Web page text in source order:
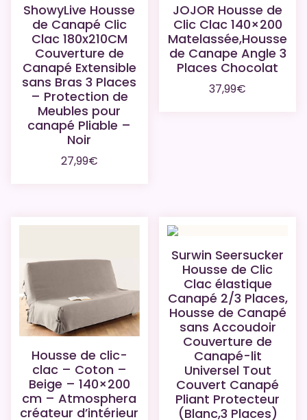
ShowyLive Housse
de Canapé Clic
Clac 180x210CM
Couverture de
Canapé Extensible
sans Bras 3 Places
– Protection de
Meubles pour
canapé Pliable –
Noir
27,99€
JOJOR Housse de
Clic Clac 140×200
Matelassée,Housse
de Canape Angle 3
Places Chocolat
37,99€
Housse de clic-
clac – Coton –
Beige – 140×200
cm – Atmosphera
créateur d’intérieur
Surwin Seersucker
Housse de Clic
Clac élastique
Canapé 2/3 Places,
Housse de Canapé
sans Accoudoir
Couverture de
Canapé-lit
Universel Tout
Couvert Canapé
Pliant Protecteur
(Blanc,3 Places)